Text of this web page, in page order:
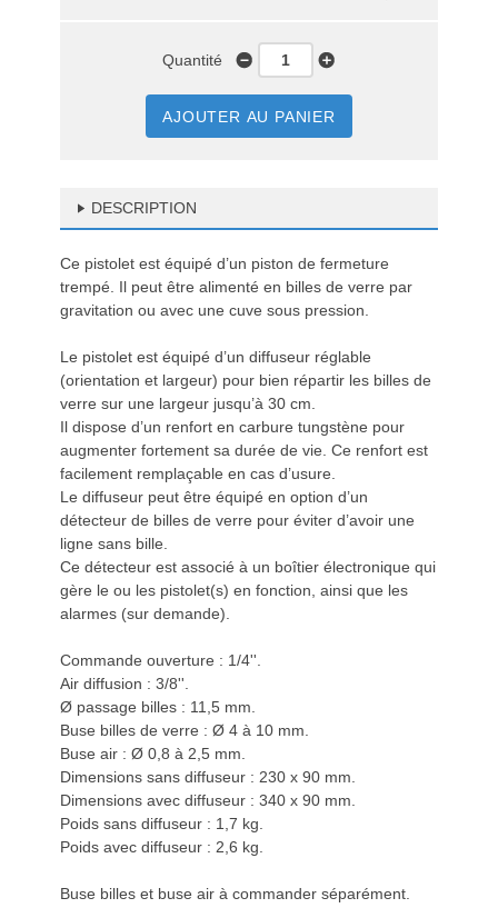
Quantité
AJOUTER AU PANIER
DESCRIPTION
Ce pistolet est équipé d’un piston de fermeture
trempé. Il peut être alimenté en billes de verre par
gravitation ou avec une cuve sous pression.
Le pistolet est équipé d’un diffuseur réglable
(orientation et largeur) pour bien répartir les billes de
verre sur une largeur jusqu’à 30 cm.
Il dispose d’un renfort en carbure tungstène pour
augmenter fortement sa durée de vie. Ce renfort est
facilement remplaçable en cas d’usure.
Le diffuseur peut être équipé en option d’un
détecteur de billes de verre pour éviter d’avoir une
ligne sans bille.
Ce détecteur est associé à un boîtier électronique qui
gère le ou les pistolet(s) en fonction, ainsi que les
alarmes (sur demande).
Commande ouverture : 1/4''.
Air diffusion : 3/8''.
Ø passage billes : 11,5 mm.
Buse billes de verre : Ø 4 à 10 mm.
Buse air : Ø 0,8 à 2,5 mm.
Dimensions sans diffuseur : 230 x 90 mm.
Dimensions avec diffuseur : 340 x 90 mm.
Poids sans diffuseur : 1,7 kg.
Poids avec diffuseur : 2,6 kg.
Buse billes et buse air à commander séparément.